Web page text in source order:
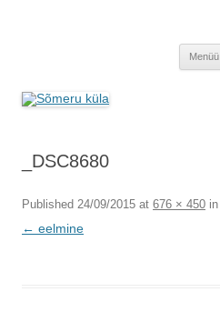
Menüü
_DSC8680
Published 24/09/2015 at 676 × 450 in
← eelmine